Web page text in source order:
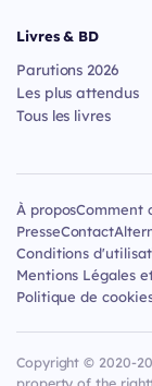
Livres & BD
Parutions 2026
Les plus attendus
Tous les livres
À proposComment
PresseContact
Conditions
Mentions Légales
Politique de
Copyright © 2020-
property of the